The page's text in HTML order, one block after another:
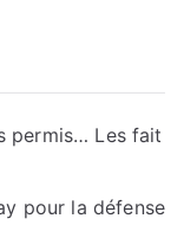
permis… Les fait
pour la défense